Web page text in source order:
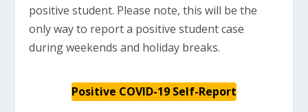
positive student. Please note, this will be the
only way to report a positive student case
during weekends and holiday breaks.
Positive COVID-19 Self-Report